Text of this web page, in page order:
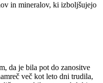
in mineralov, ki izboljšujejo
da je bila pot do zanositve
več kot leto dni trudila,